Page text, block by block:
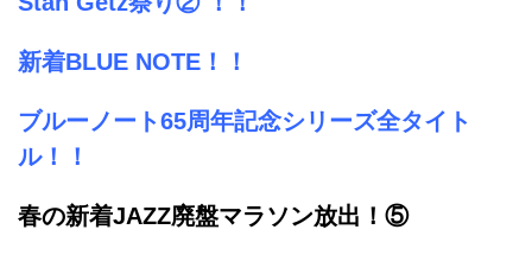
新着BLUE NOTE！！
ブルーノート65周年記念シリーズ全タイト
ル！！
春の新着JAZZ廃盤マラソン放出！⑤